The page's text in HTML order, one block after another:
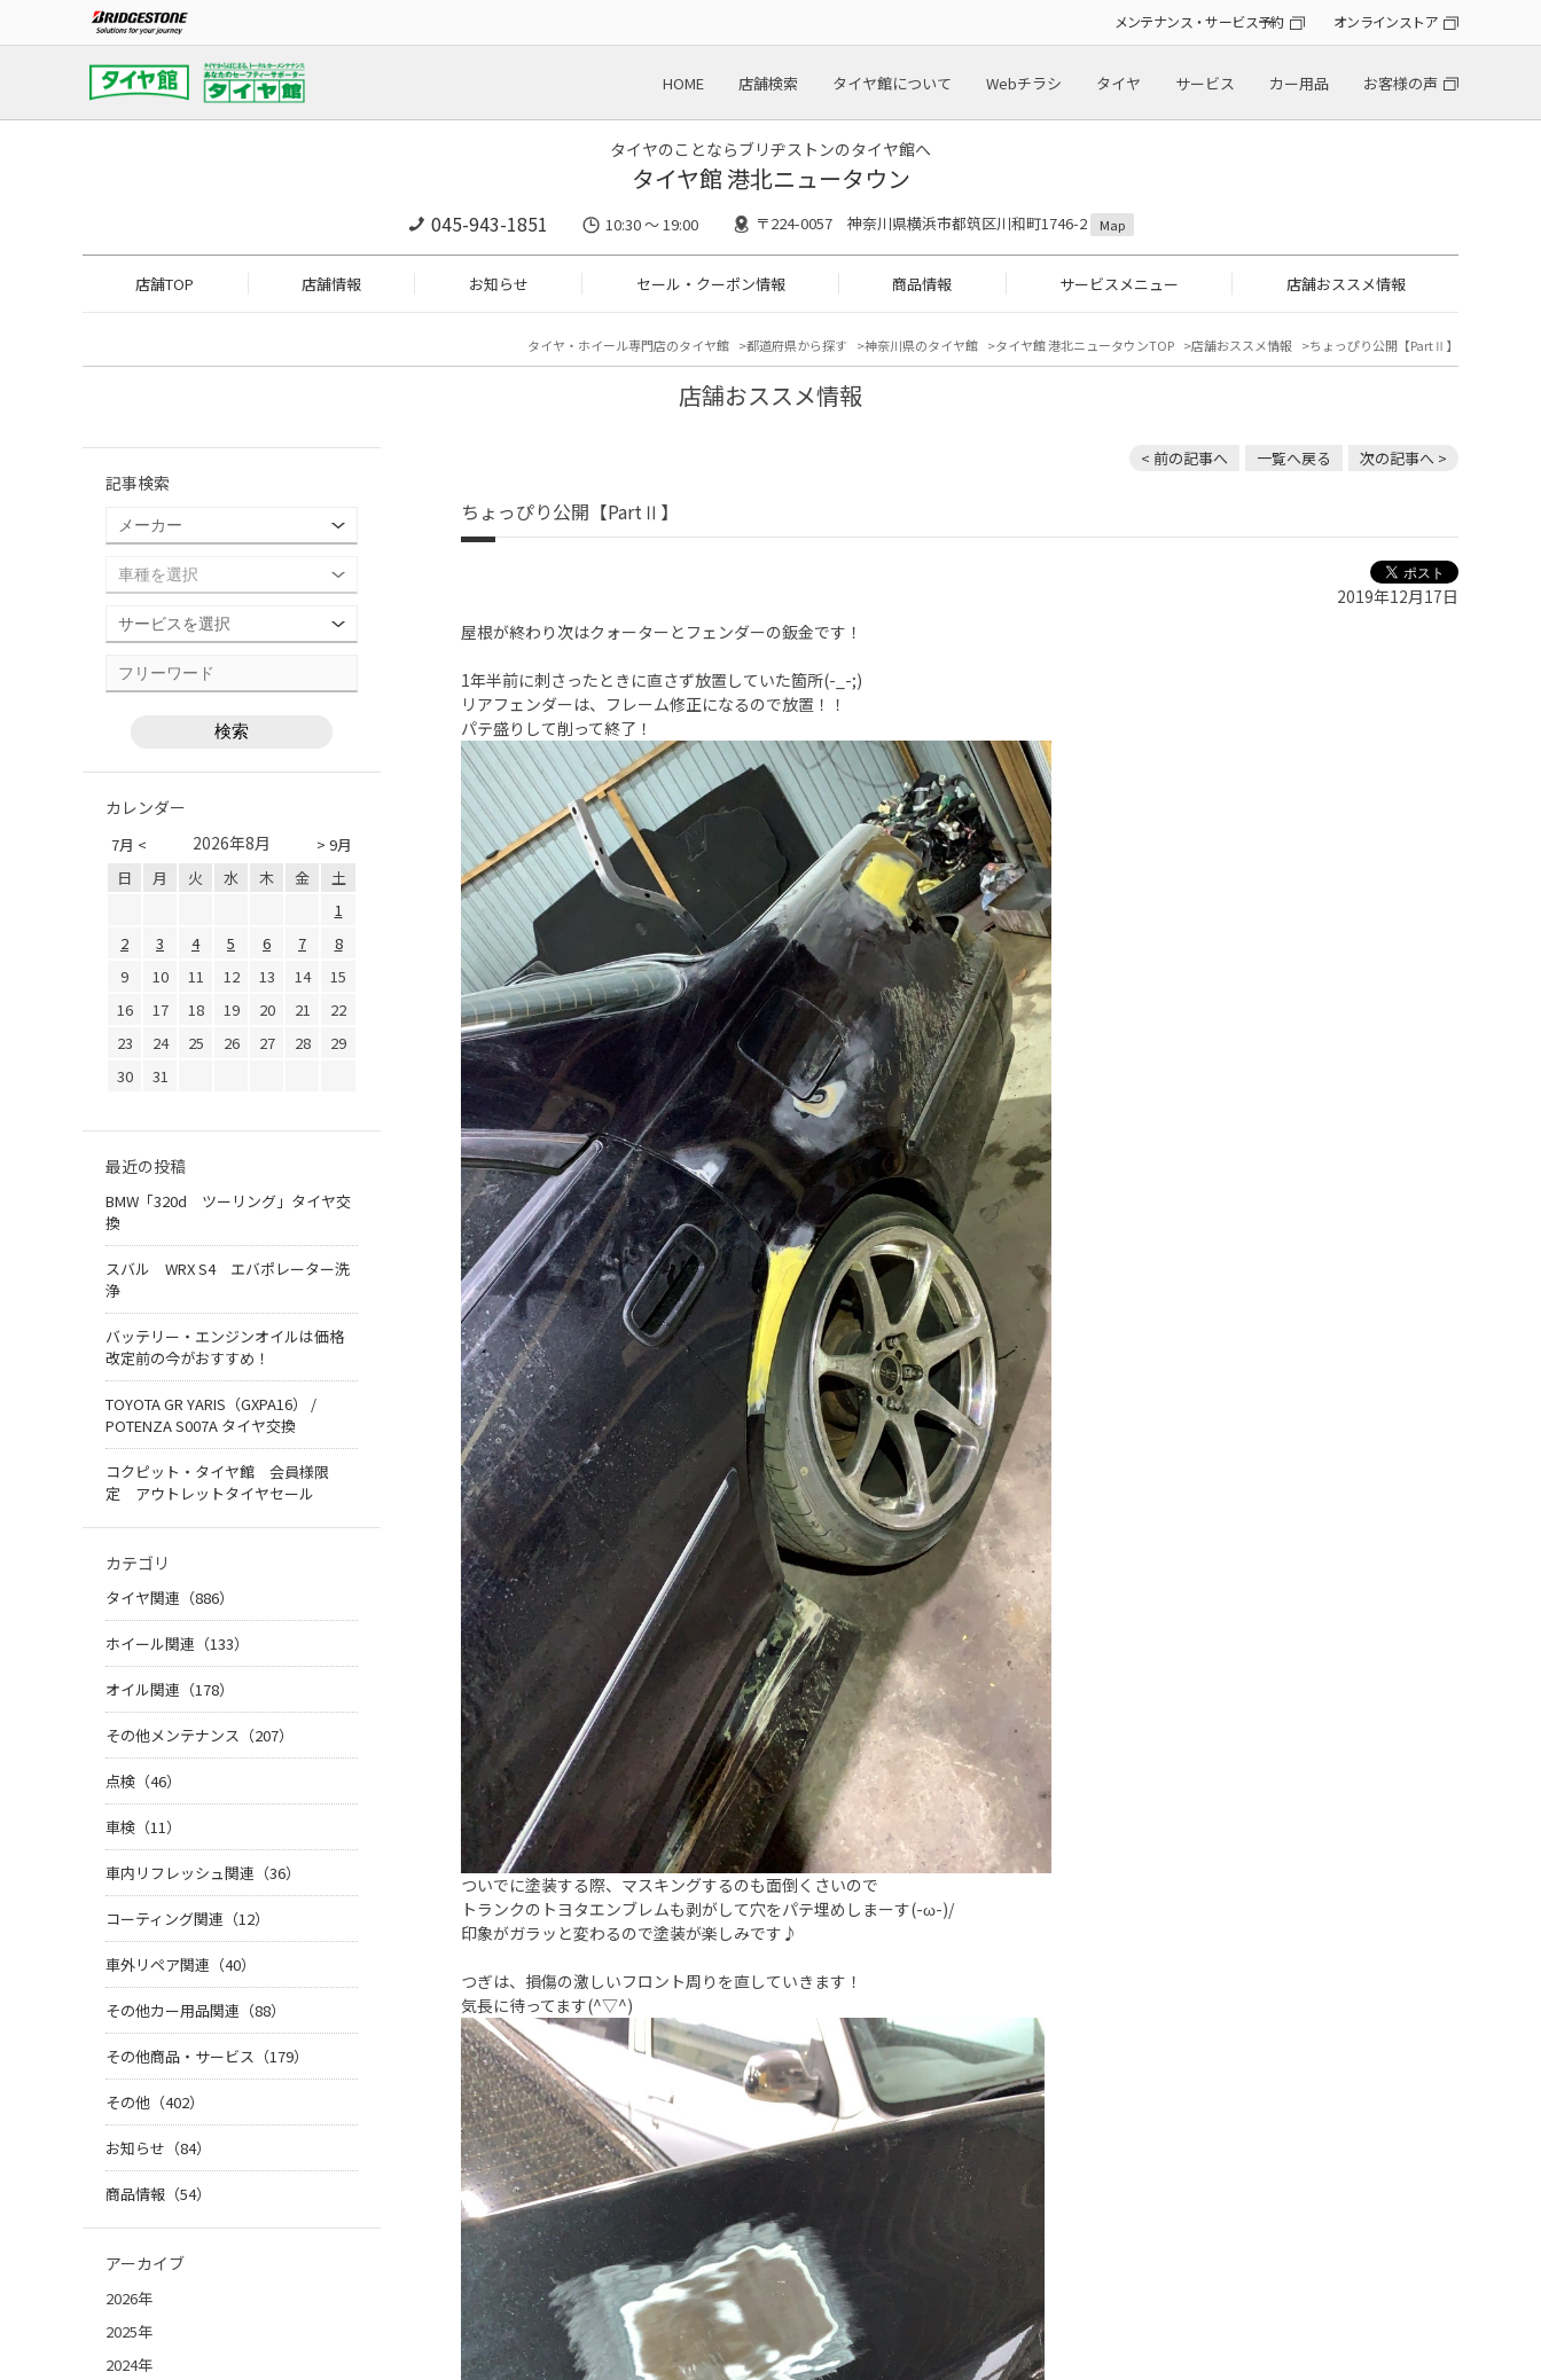
メンテナンス・サービス予約 オンラインストア
HOME 店舗検索 タイヤ館について Webチラシ タイヤ サービス カー用品 お客様の声
タイヤのことならブリヂストンのタイヤ館へ
タイヤ館 港北ニュータウン
045-943-1851 10:30 ～ 19:00 〒224-0057 神奈川県横浜市都筑区川和町1746-2 Map
店舗TOP 店舗情報 お知らせ セール・クーポン情報 商品情報 サービスメニュー 店舗おススメ情報
タイヤ・ホイール専門店のタイヤ館 都道府県から探す 神奈川県のタイヤ館 タイヤ館 港北ニュータウンTOP 店舗おススメ情報 ちょっぴり公開【PartⅡ】
店舗おススメ情報
< 前の記事へ 一覧へ戻る 次の記事へ >
ちょっぴり公開【PartⅡ】
2019年12月17日
屋根が終わり次はクォーターとフェンダーの鈑金です！
1年半前に刺さったときに直さず放置していた箇所(-_-;)
リアフェンダーは、フレーム修正になるので放置！！
パテ盛りして削って終了！
ついでに塗装する際、マスキングするのも面倒くさいので
トランクのトヨタエンブレムも剥がして穴をパテ埋めしまーす(-ω-)/
印象がガラッと変わるので塗装が楽しみです♪
つぎは、損傷の激しいフロント周りを直していきます！
気長に待ってます(^▽^)
記事検索
カレンダー
7月 < > 9月
2026年8月
日 月 火 水 木 金
土
1
2
3 4 5 6 7
8
9
10 11 12 13 14
15
16
17 18 19 20 21
22
23
24 25 26 27 28
29
30
31
最近の投稿
BMW「320d ツーリング」タイヤ交
換
スバル WRX S4 エバポレーター洗
浄
バッテリー・エンジンオイルは価格
改定前の今がおすすめ！
TOYOTA GR YARIS（GXPA16） /
POTENZA S007A タイヤ交換
コクピット・タイヤ館 会員様限
定 アウトレットタイヤセール
カテゴリ
タイヤ関連（886）
ホイール関連（133）
オイル関連（178）
その他メンテナンス（207）
点検（46）
車検（11）
車内リフレッシュ関連（36）
コーティング関連（12）
車外リペア関連（40）
その他カー用品関連（88）
その他商品・サービス（179）
その他（402）
お知らせ（84）
商品情報（54）
アーカイブ
2026年
2025年
2024年